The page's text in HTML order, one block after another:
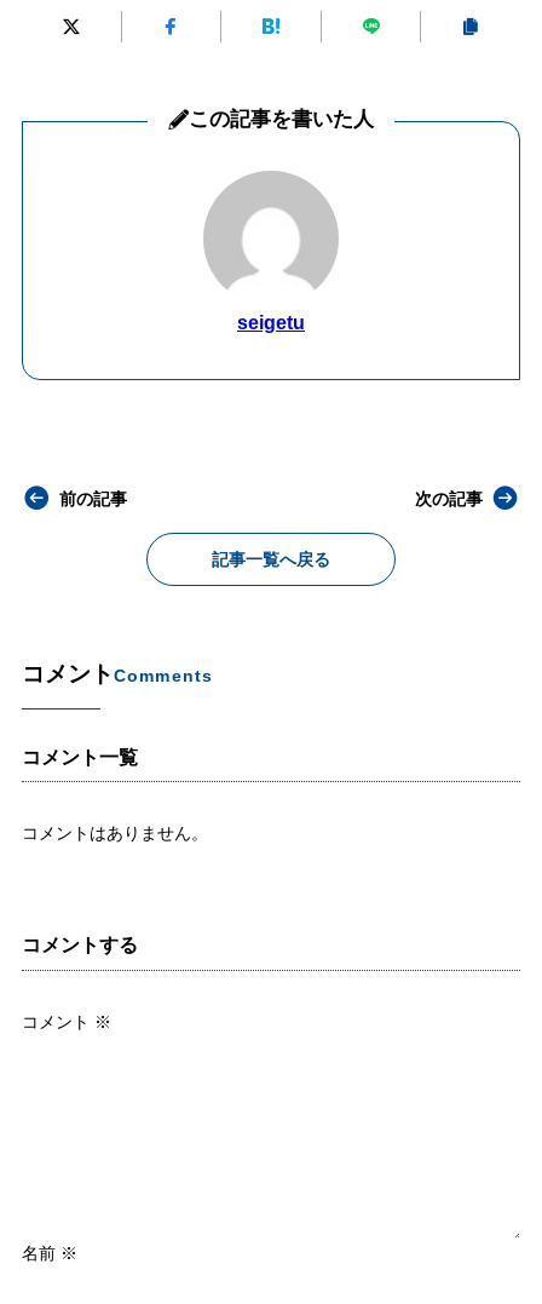
この記事を書いた人
seigetu
前の記事
記事一覧へ戻る
次の記事
コメントComments
コメント一覧
コメントはありません。
コメントする
コメント ※
名前 ※